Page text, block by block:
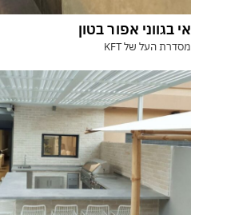
אי בגווני אפור בטון
מסדרת העל של KFT